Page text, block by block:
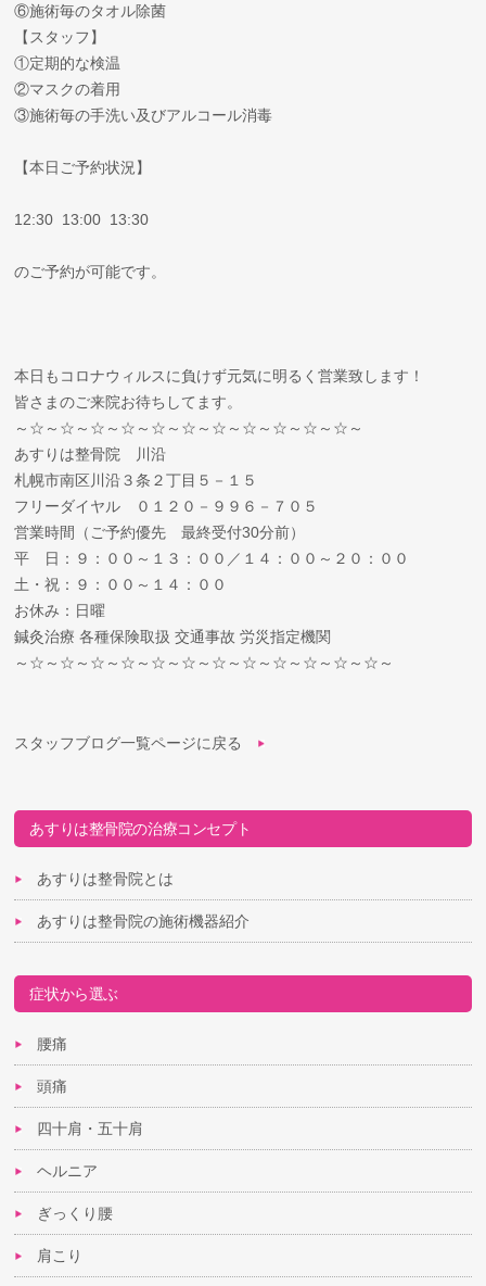
⑥施術毎のタオル除菌
【スタッフ】
①定期的な検温
②マスクの着用
③施術毎の手洗い及びアルコール消毒
【本日ご予約状況】
12:30 13:00 13:30
のご予約が可能です。
本日もコロナウィルスに負けず元気に明るく営業致します！
皆さまのご来院お待ちしてます。
～☆～☆～☆～☆～☆～☆～☆～☆～☆～☆～☆～
あすりは整骨院 川沿
札幌市南区川沿３条２丁目５－１５
フリーダイヤル ０１２０－９９６－７０５
営業時間（ご予約優先 最終受付30分前）
平 日：９：００～１３：００／１４：００～２０：００
土・祝：９：００～１４：００
お休み：日曜
鍼灸治療 各種保険取扱 交通事故 労災指定機関
～☆～☆～☆～☆～☆～☆～☆～☆～☆～☆～☆～☆～
スタッフブログ一覧ページに戻る
あすりは整骨院の治療コンセプト
あすりは整骨院とは
あすりは整骨院の施術機器紹介
症状から選ぶ
腰痛
頭痛
四十肩・五十肩
ヘルニア
ぎっくり腰
肩こり